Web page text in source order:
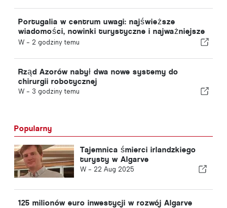
Portugalia w centrum uwagi: najświeższe
wiadomości, nowinki turystyczne i najważniejsze
tematy z pierwszych stron gazet
W - 2 godziny temu
Rząd Azorów nabył dwa nowe systemy do
chirurgii robotycznej
W - 3 godziny temu
Popularny
Tajemnica śmierci irlandzkiego
turysty w Algarve
W - 22 Aug 2025
125 milionów euro inwestycji w rozwój Algarve